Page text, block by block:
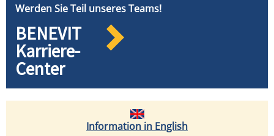
Werden Sie Teil unseres Teams!
BENEVIT
Karriere-
Center
Information in English